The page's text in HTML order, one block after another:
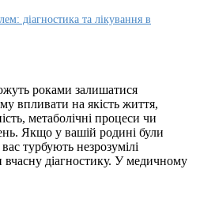
діагностика та лікування в
роками залишатися
впливати на якість життя,
метаболічні процеси чи
Якщо у вашій родині були
турбують незрозумілі
діагностику. У медичному